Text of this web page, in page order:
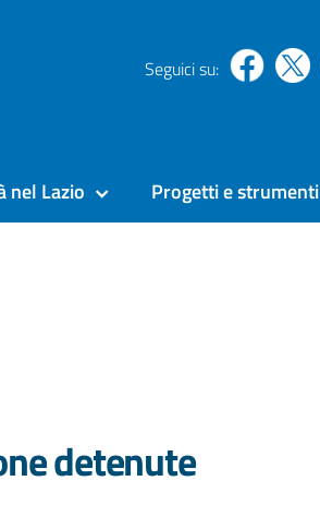
Seguici su:
nel Lazio Progetti e strumenti
detenute